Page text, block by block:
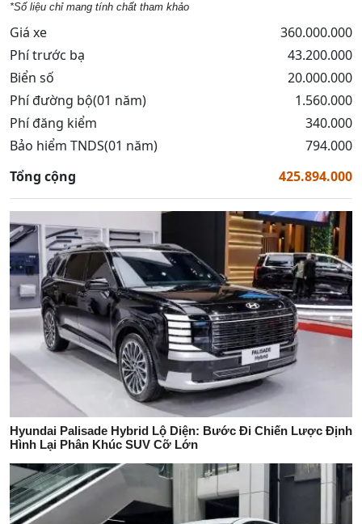
*Số liệu chỉ mang tính chất tham khảo
Giá xe
360.000.000
Phí trước bạ
43.200.000
Biển số
20.000.000
Phí đường bộ(01 năm)
1.560.000
Phí đăng kiểm
340.000
Bảo hiểm TNDS(01 năm)
794.000
Tổng cộng
425.894.000
Hyundai Palisade Hybrid Lộ Diện: Bước Đi Chiến Lược Định
Hình Lại Phân Khúc SUV Cỡ Lớn